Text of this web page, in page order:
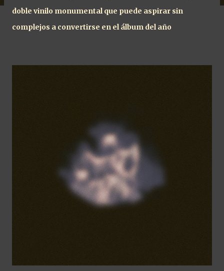
doble vinilo monumental que puede aspirar sin
complejos a convertirse en el álbum del año